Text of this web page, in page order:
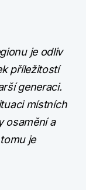
je odliv
příležitostí
generaci.
místních
osamění a
je